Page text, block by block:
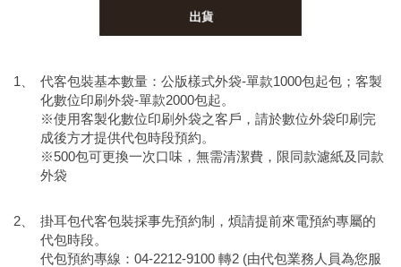
代客包裝基本數量：公版樣式外袋-單款1000包起包；客製
化數位印刷外袋-單款2000包起。
※使用客製化數位印刷外袋之客戶，請於數位外袋印刷完
成後方才提供代包時段預約。
※500包可更換一次口味，無需清潔費，限同款濾紙及同款
外袋
掛耳包代客包裝採事先預約制，煩請提前來電預約專屬的
代包時段。
代包預約專線：04-2212-9100 轉2 (由代包業務人員為您服